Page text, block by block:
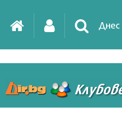
Днес